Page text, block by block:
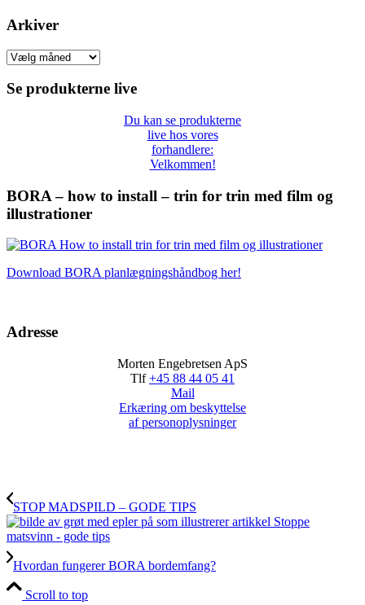
Arkiver
Arkiver
Se produkterne live
Du kan se produkterne
live hos vores
forhandlere:
Velkommen!
BORA – how to install – trin for trin med film og
illustrationer
Download BORA planlægningshåndbog her!
Adresse
Morten Engebretsen ApS
Tlf+45 88 44 05 41
Mail
Erkæring om beskyttelse
af personoplysninger
STOP MADSPILD – GODE TIPS
Hvordan fungerer BORA bordemfang?
Scroll to top